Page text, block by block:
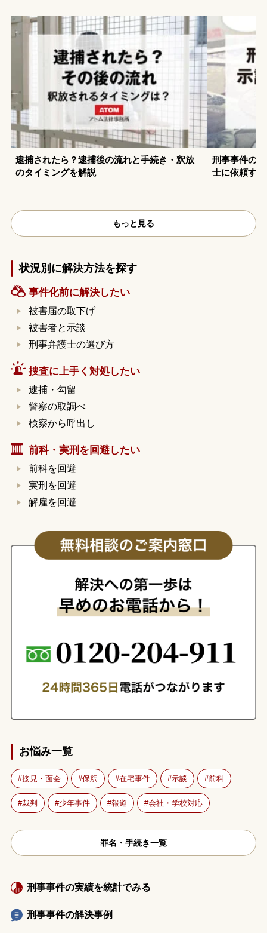
逮捕されたら？逮捕後の流れと手続き・釈放
のタイミングを解説
刑事事件の
士に依頼す
もっと見る
状況別に解決方法を探す
事件化前に解決したい
被害届の取下げ
被害者と示談
刑事弁護士の選び方
捜査に上手く対処したい
逮捕・勾留
警察の取調べ
検察から呼出し
前科・実刑を回避したい
前科を回避
実刑を回避
解雇を回避
お悩み一覧
接見・面会 保釈 在宅事件 示談 前科
裁判 少年事件 報道 会社・学校対応
罪名・手続き一覧
刑事事件の実績を統計でみる
刑事事件の解決事例